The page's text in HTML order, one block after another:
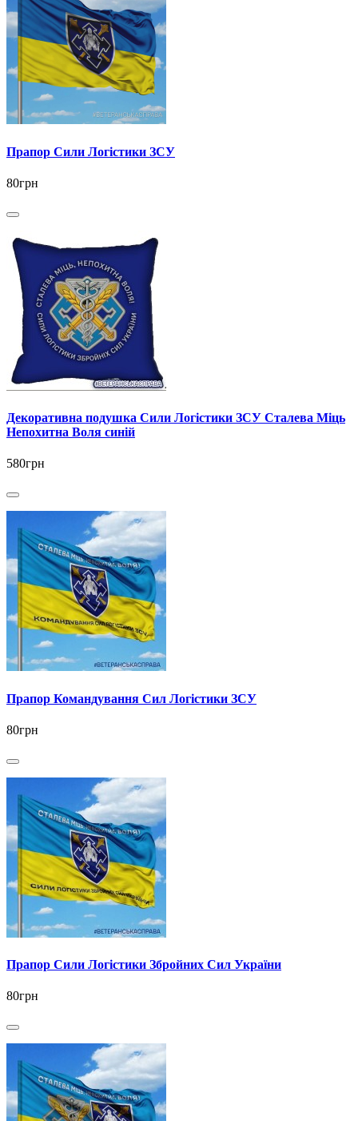
Прапор Сили Логістики ЗСУ
80грн
Декоративна подушка Сили Логістики ЗСУ Сталева Міць
Непохитна Воля синій
580грн
Прапор Командування Сил Логістики ЗСУ
80грн
Прапор Сили Логістики Збройних Сил України
80грн